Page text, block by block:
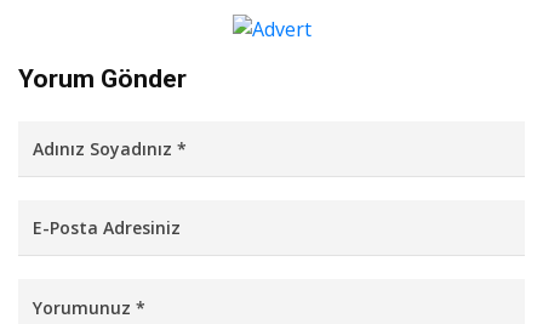
Yorum Gönder